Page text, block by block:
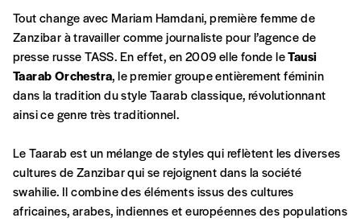
Mot de passe oublié?
Créer un
compte
qu’il estime juste. Dans l’objectif de rendre nos
activités et publications accessibles, et
d’affirmer notre attachement aux valeurs de
solidarité, nous vous proposons d’estimer
vous-mêmes le coût de notre publication.
Cette valeur peut donc être inférieure, égale
ou supérieure au prix indicatif. De cette
manière, vous soutenez le travail de l’équipe
de rédaction selon vos moyens et vos
motivations.
Tout change avec Mariam Hamdani, première femme de
Zanzibar à travailler comme journaliste pour l’agence de
presse russe TASS. En effet, en 2009 elle fonde leTausi
Taarab Orchestra, le premier groupe entièrement féminin
dans la tradition du style Taarab classique, révolutionnant
ainsi ce genre très traditionnel.
Le Taarab est un mélange de styles qui reflètent les diverses
cultures de Zanzibar qui se rejoignent dans la société
swahilie. Il combine des éléments issus des cultures
africaines, arabes, indiennes et européennes des populations